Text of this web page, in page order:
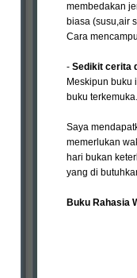
membedakan
biasa (susu,air
Cara
- Sedikit cerita
Meskipun buku
buku
Saya
memerlukan
hari bukan
yang di
Buku Rahasia